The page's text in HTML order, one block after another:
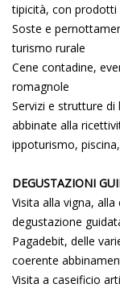
tipicità, con
Soste e
turismo rurale
Cene contadine,
romagnole
Servizi e strutture
abbinate alla
ippoturismo,
DEGUSTAZIONI
Visita alla vigna,
degustazione
Pagadebit, delle
coerente
Visita a caseificio